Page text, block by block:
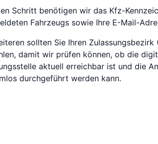
Schritt benötigen wir das Kfz-
Fahrzeugs sowie Ihre E-Mail-
sollten Sie Ihren Zulassungsbezirk
damit wir prüfen können, ob die
aktuell erreichbar ist und die
durchgeführt werden kann.